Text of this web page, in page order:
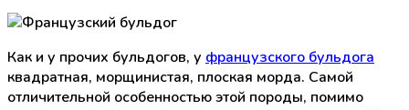
Как и у прочих бульдогов, у французского бульдога
квадратная, морщинистая, плоская морда. Самой
отличительной особенностью этой породы, помимо